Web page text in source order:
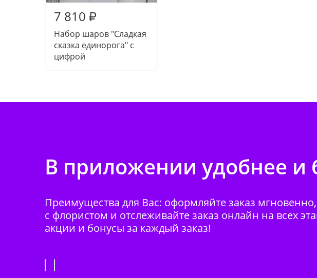
7 810 ₽
Набор шаров "Сладкая
сказка единорога" с
цифрой
В приложении удобнее и
Преимущества для Вас: оформляйте заказ
с флористом и отслеживайте заказ онлайн на всех
акции и бонусы за каждый заказ!